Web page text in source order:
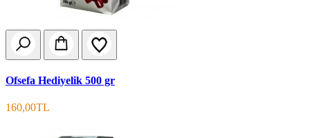
Ofsefa Hediyelik 500 gr
160,00TL